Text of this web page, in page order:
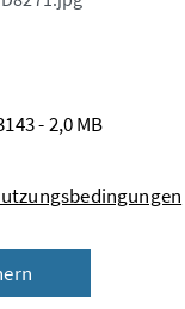
- 2,0 MB